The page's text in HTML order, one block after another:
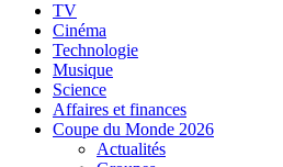
TV
Cinéma
Technologie
Musique
Science
Affaires et finances
Coupe du Monde 2026
Actualités